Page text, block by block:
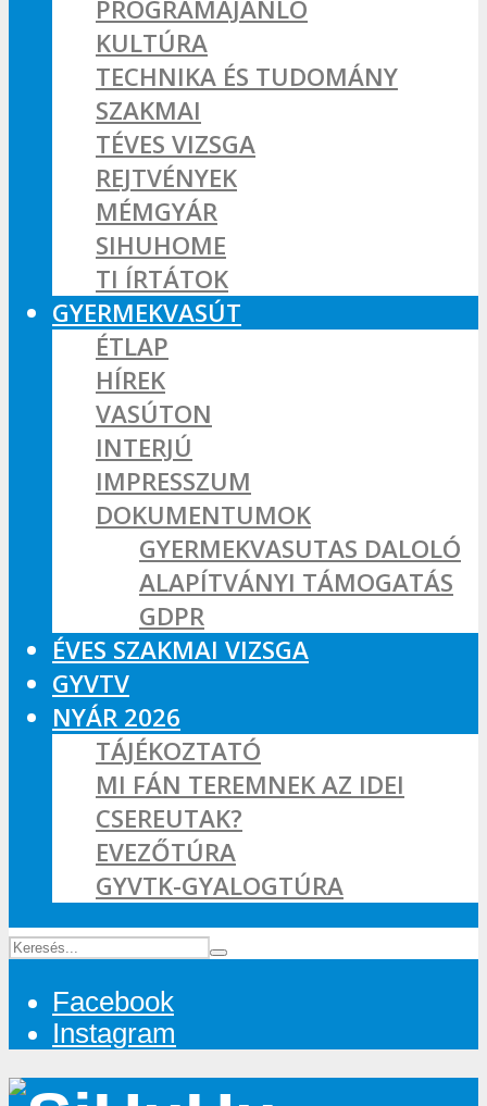
PROGRAMAJÁNLÓ
KULTÚRA
TECHNIKA ÉS TUDOMÁNY
SZAKMAI
TÉVES VIZSGA
REJTVÉNYEK
MÉMGYÁR
SIHUHOME
TI ÍRTÁTOK
GYERMEKVASÚT
ÉTLAP
HÍREK
VASÚTON
INTERJÚ
IMPRESSZUM
DOKUMENTUMOK
GYERMEKVASUTAS DALOLÓ
ALAPÍTVÁNYI TÁMOGATÁS
GDPR
ÉVES SZAKMAI VIZSGA
GYVTV
NYÁR 2026
TÁJÉKOZTATÓ
MI FÁN TEREMNEK AZ IDEI
CSEREUTAK?
EVEZŐTÚRA
GYVTK-GYALOGTÚRA
Facebook
Instagram